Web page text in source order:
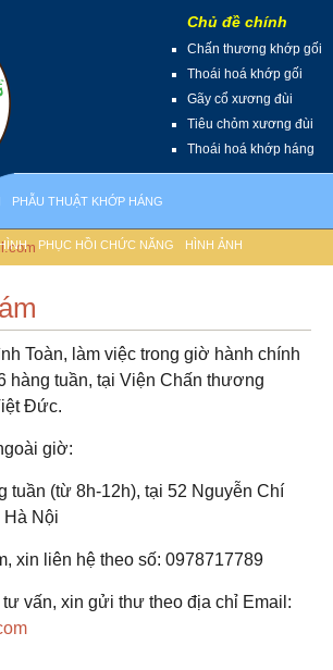
PHẪU THUẬT KHỚP HÁNG
PHỤC HỒI CHỨC NĂNG HÌNH ẢNH
Chủ đề chính
Chấn thương khớp gối
Thoái hoá khớp gối
Gãy cổ xương đùi
Tiêu chỏm xương đùi
Thoái hoá khớp háng
Toàn, làm việc trong giờ hành chính
hàng tuần, tại Viện Chấn thương
Đức.
giờ:
tuần (từ 8h-12h), tại 52 Nguyễn Chí
Nội
xin liên hệ theo số: 0978717789
tư vấn, xin gửi thư theo địa chỉ Email: